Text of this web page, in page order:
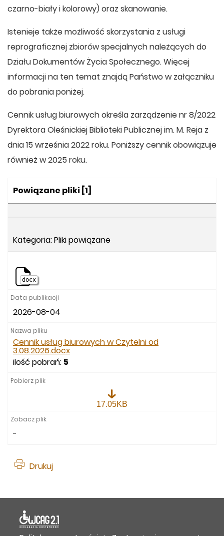
czarno-biały i kolorowy) oraz skanowanie.
Istenieje także możliwość skorzystania z usługi
reprograficznej zbiorów specjalnych należących do
Działu Dokumentów Życia Społecznego. Więcej
informacji na ten temat znajdą Państwo w załączniku
do pobrania poniżej.
Cennik usług biurowych określa zarządzenie nr 8/2022
Dyrektora Oleśnickiej Biblioteki Publicznej im. M. Reja z
dnia 15 września 2022 roku. Poniższy cennik obowiązuje
również w 2025 roku.
Kategoria:
Powiązane pliki [1]
Kategoria: Pliki powiązane
docx
2026-08-04
Cennik usług biurowych w Czytelni od
3.08.2026.docx
ilość pobrań: 5
biurowych
17.05KB
-
Drukuj